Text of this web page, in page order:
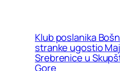
Klub poslanika
stranke ugostio
Srebrenice u
Gore